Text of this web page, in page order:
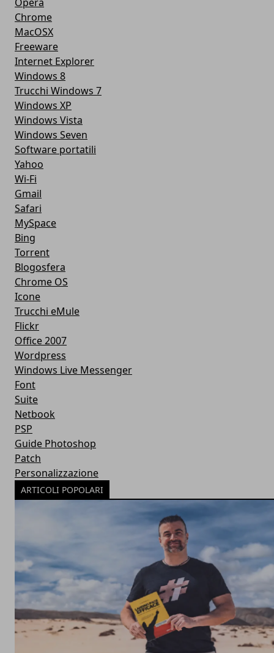
Chrome
MacOSX
Freeware
Internet Explorer
Windows 8
Trucchi Windows 7
Windows XP
Windows Vista
Windows Seven
Software portatili
Yahoo
Wi-Fi
Gmail
Safari
MySpace
Bing
Torrent
Blogosfera
Chrome OS
Icone
Trucchi eMule
Flickr
Office 2007
Wordpress
Windows Live Messenger
Font
Suite
Netbook
PSP
Guide Photoshop
Patch
Personalizzazione
ARTICOLI POPOLARI